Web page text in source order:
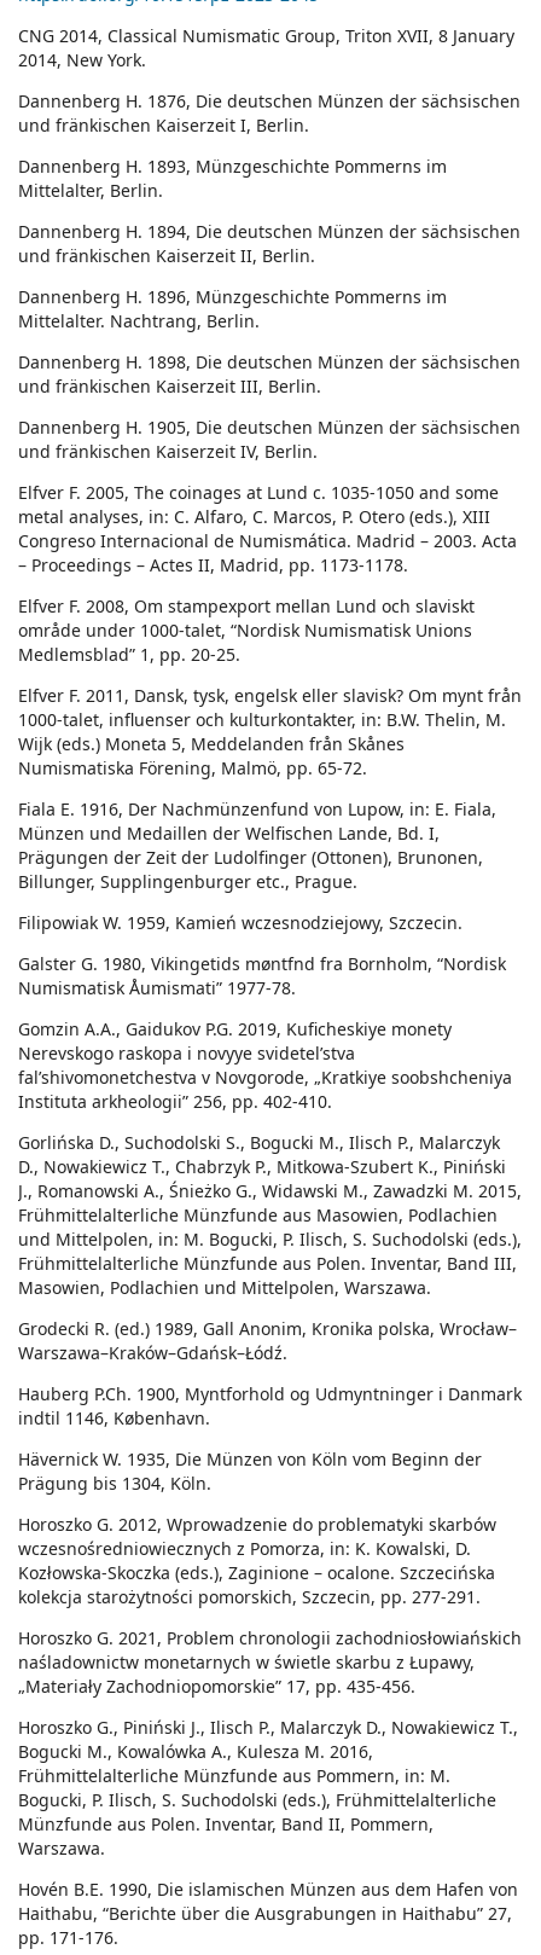
CNG 2014, Classical Numismatic Group, Triton XVII, 8 January
2014, New York.
Dannenberg H. 1876, Die deutschen Münzen der sächsischen
und fränkischen Kaiserzeit I, Berlin.
Dannenberg H. 1893, Münzgeschichte Pommerns im
Mittelalter, Berlin.
Dannenberg H. 1894, Die deutschen Münzen der sächsischen
und fränkischen Kaiserzeit II, Berlin.
Dannenberg H. 1896, Münzgeschichte Pommerns im
Mittelalter. Nachtrang, Berlin.
Dannenberg H. 1898, Die deutschen Münzen der sächsischen
und fränkischen Kaiserzeit III, Berlin.
Dannenberg H. 1905, Die deutschen Münzen der sächsischen
und fränkischen Kaiserzeit IV, Berlin.
Elfver F. 2005, The coinages at Lund c. 1035-1050 and some
metal analyses, in: C. Alfaro, C. Marcos, P. Otero (eds.), XIII
Congreso Internacional de Numismática. Madrid – 2003. Acta
– Proceedings – Actes II, Madrid, pp. 1173-1178.
Elfver F. 2008, Om stampexport mellan Lund och slaviskt
område under 1000-talet, “Nordisk Numismatisk Unions
Medlemsblad” 1, pp. 20-25.
Elfver F. 2011, Dansk, tysk, engelsk eller slavisk? Om mynt från
1000-talet, influenser och kulturkontakter, in: B.W. Thelin, M.
Wijk (eds.) Moneta 5, Meddelanden från Skånes
Numismatiska Förening, Malmö, pp. 65-72.
Fiala E. 1916, Der Nachmünzenfund von Lupow, in: E. Fiala,
Münzen und Medaillen der Welfischen Lande, Bd. I,
Prägungen der Zeit der Ludolfinger (Ottonen), Brunonen,
Billunger, Supplingenburger etc., Prague.
Filipowiak W. 1959, Kamień wczesnodziejowy, Szczecin.
Galster G. 1980, Vikingetids møntfnd fra Bornholm, “Nordisk
Numismatisk Åumismati” 1977-78.
Gomzin A.A., Gaidukov P.G. 2019, Kuficheskiye monety
Nerevskogo raskopa i novyye svidetel’stva
fal’shivomonetchestva v Novgorode, „Kratkiye soobshcheniya
Instituta arkheologii” 256, pp. 402-410.
Gorlińska D., Suchodolski S., Bogucki M., Ilisch P., Malarczyk
D., Nowakiewicz T., Chabrzyk P., Mitkowa-Szubert K., Piniński
J., Romanowski A., Śnieżko G., Widawski M., Zawadzki M. 2015,
Frühmittelalterliche Münzfunde aus Masowien, Podlachien
und Mittelpolen, in: M. Bogucki, P. Ilisch, S. Suchodolski (eds.),
Frühmittelalterliche Münzfunde aus Polen. Inventar, Band III,
Masowien, Podlachien und Mittelpolen, Warszawa.
Grodecki R. (ed.) 1989, Gall Anonim, Kronika polska, Wrocław–
Warszawa–Kraków–Gdańsk–Łódź.
Hauberg P.Ch. 1900, Myntforhold og Udmyntninger i Danmark
indtil 1146, København.
Hävernick W. 1935, Die Münzen von Köln vom Beginn der
Prägung bis 1304, Köln.
Horoszko G. 2012, Wprowadzenie do problematyki skarbów
wczesnośredniowiecznych z Pomorza, in: K. Kowalski, D.
Kozłowska-Skoczka (eds.), Zaginione – ocalone. Szczecińska
kolekcja starożytności pomorskich, Szczecin, pp. 277-291.
Horoszko G. 2021, Problem chronologii zachodniosłowiańskich
naśladownictw monetarnych w świetle skarbu z Łupawy,
„Materiały Zachodniopomorskie” 17, pp. 435-456.
Horoszko G., Piniński J., Ilisch P., Malarczyk D., Nowakiewicz T.,
Bogucki M., Kowalówka A., Kulesza M. 2016,
Frühmittelalterliche Münzfunde aus Pommern, in: M.
Bogucki, P. Ilisch, S. Suchodolski (eds.), Frühmittelalterliche
Münzfunde aus Polen. Inventar, Band II, Pommern,
Warszawa.
Hovén B.E. 1990, Die islamischen Münzen aus dem Hafen von
Haithabu, “Berichte über die Ausgrabungen in Haithabu” 27,
pp. 171-176.